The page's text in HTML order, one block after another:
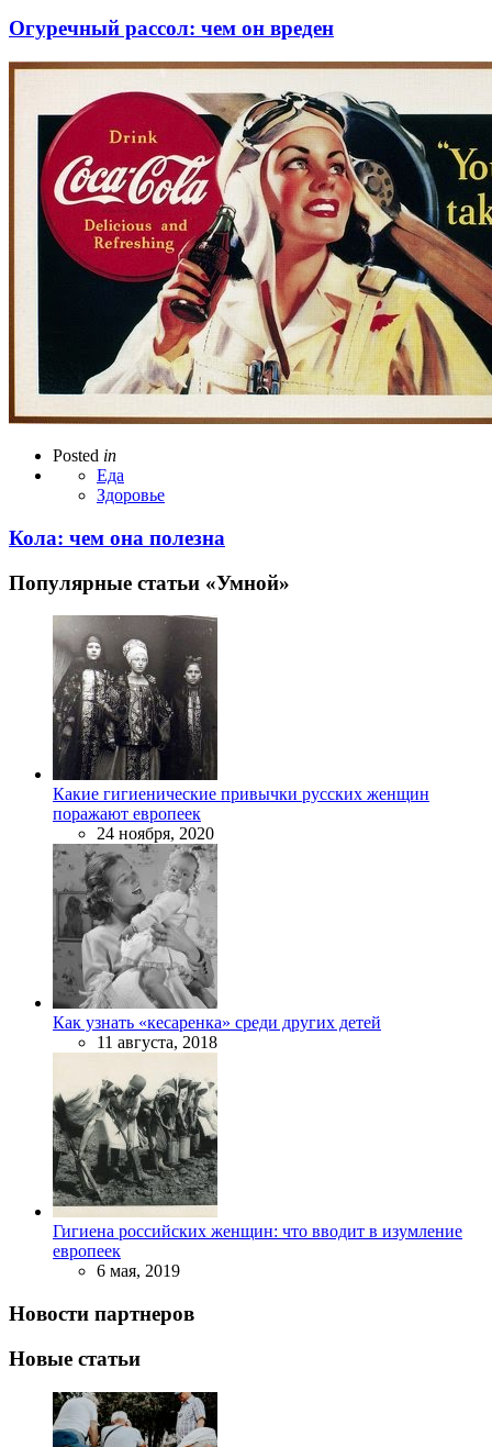
Огуречный рассол: чем он вреден
Posted in
Еда
Здоровье
Кола: чем она полезна
Популярные статьи «Умной»
Какие гигиенические привычки русских женщин
поражают европеек
24 ноября, 2020
Как узнать «кесаренка» среди других детей
11 августа, 2018
Гигиена российских женщин: что вводит в изумление
европеек
6 мая, 2019
Новости партнеров
Новые статьи